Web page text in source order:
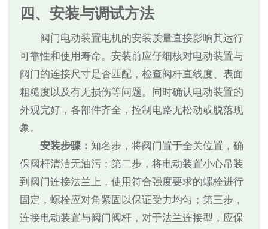
四、安装与调试方法
阀门电动装置电机的安装质量直接影响其运行
可靠性和使用寿命。安装前应仔细核对电动装置与
阀门的连接尺寸是否匹配，检查阀杆直线度、表面
粗糙度以及有无损伤等问题。同时确认电动装置的
外观完好，各部件齐全，控制电路无松动或脱落现
象。
安装步骤：知名步，将阀门置于全关位置，确
保阀杆清洁无油污；第二步，将电动装置小心吊装
到阀门连接法兰上，使用符合强度要求的螺栓进行
固定，螺栓应对角紧固以保证受力均匀；第三步，
连接电动装置与阀门阀杆，对于法兰连接型，应保